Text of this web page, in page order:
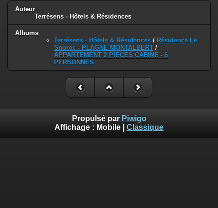
Auteur
Terrésens - Hôtels & Résidences
Albums
Terrésens - Hôtels & Résidences / Résidence Le
Snoroc - PLAGNE MONTALBERT /
APPARTEMENT 2 PIECES CABINE - 6
PERSONNES
Propulsé par Piwigo
Affichage : Mobile Classique